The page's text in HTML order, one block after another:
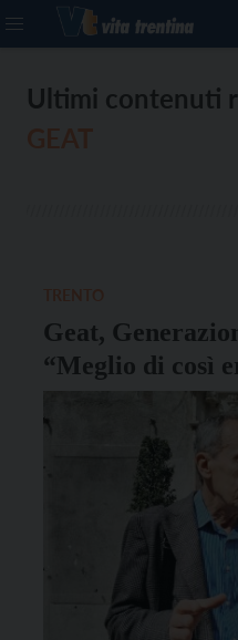
Ultimi contenuti
Geat,
“Meglio di così
occuperemo
concreti”